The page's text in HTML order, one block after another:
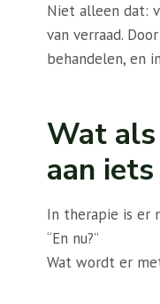
Niet alleen dat:
van verraad.
behandelen, en
Wat
aan
In therapie is er
“En nu?”
Wat wordt er